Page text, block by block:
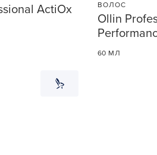
ActiOx
ВОЛОС
Ollin
60 МЛ